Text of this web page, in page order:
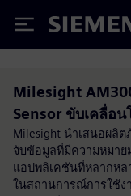
Siemens
Milesight
Sensor ขับเคลื่อ
Milesight นำเสนอผลิ
จับข้อมูลที่มีความหมาย
แอปพลิเคชันที่หลากหล
ในสถานการณ์การใช้ง